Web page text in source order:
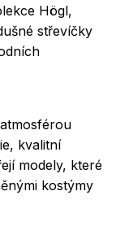
Högl,
střevíčky
kvalitní
modely, které
kostýmy